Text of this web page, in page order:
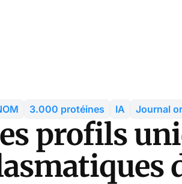
3.000 protéines IA Journal
profils